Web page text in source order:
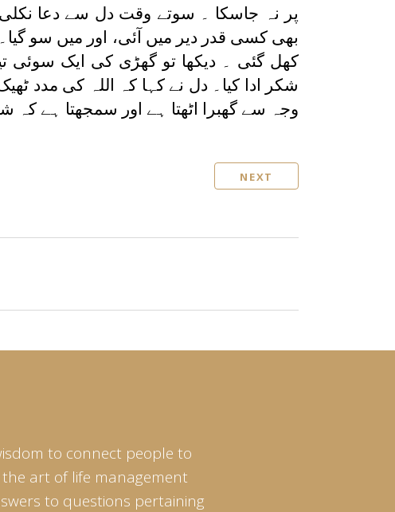
پر نہ جاسکا ۔ سوتے وقت دل سے دعا نکلی
بھی کسی قدر دیر میں آئی، اور میں سو
کھل گئی ۔ دیکھا تو گھڑی کی ایک سوئی
شکر ادا کیا۔ دل نے کہا کہ اللہ کی مدد
وجہ سے گھبرا اٹھتا ہے اور سمجھتا ہے کہ
NEXT
to connect people to
art of life management
to questions pertaining